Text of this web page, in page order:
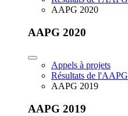
AAPG 2020
AAPG 2020
Appels à projets
Résultats de l'AAPG
AAPG 2019
AAPG 2019